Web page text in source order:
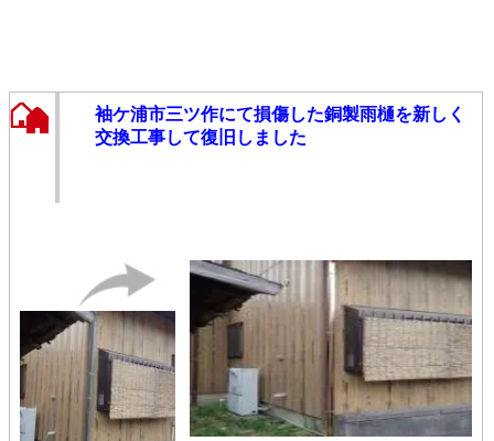
袖ケ浦市三ツ作にて損傷した銅製雨樋を新しく
交換工事して復旧しました